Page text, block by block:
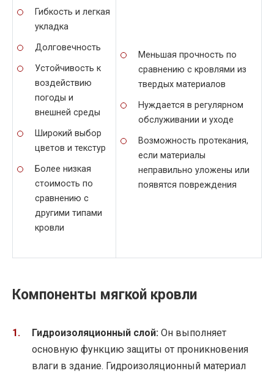
Гибкость и легкая
укладка
Долговечность
Устойчивость к
воздействию
погоды и
внешней среды
Широкий выбор
цветов и текстур
Более низкая
стоимость по
сравнению с
другими типами
кровли
Меньшая прочность по
сравнению с кровлями из
твердых материалов
Нуждается в регулярном
обслуживании и уходе
Возможность протекания,
если материалы
неправильно уложены или
появятся повреждения
Компоненты мягкой кровли
Гидроизоляционный слой: Он выполняет
основную функцию защиты от проникновения
влаги в здание. Гидроизоляционный материал